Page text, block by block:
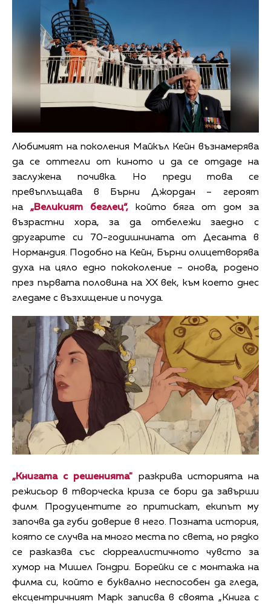
Любимият на поколения Майкъл Кейн възнамерява
да се оттегли от киното и да се отдаде на
заслужена почивка. Но преди това се
превъплъщава в Бърни Джордан – героят
на „Великият беглец“,който бяга от дом за
възрастни хора, за да отбележи заедно с
другарите си 70-годишнината от Десанта в
Нормандия. Подобно на Кейн, Бърни олицетворява
духа на цяло едно пококоление – онова, родено
през първата половина на ХХ век, към което днес
гледаме с възхищение и почуда.
„Книгата с решенията" разкрива историята на
режисьор в творческа криза се бори да завърши
филм. Продуцентите го притискат, екипът му
започва да губи доверие в него. Позната история,
която се случва на много места по света, но рядко
се разказва със сюрреалистичното чувсто за
хумор на Мишел Гондри. Борейки се с монтажа на
филма си, който е буквално неспособен да гледа,
ексцентричният Марк записва в своята „Книга с